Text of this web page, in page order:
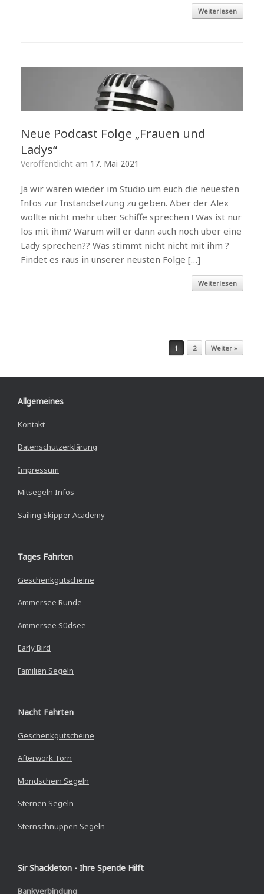
Weiterlesen
Neue Podcast Folge „Frauen und
Ladys“
Veröffentlicht am 17. Mai 2021
Ja wir waren wieder im Studio um euch die neuesten
Infos zur Instandsetzung zu geben. Aber der Alex
wollte nicht mehr über Schiffe sprechen ! Was ist nur
los mit ihm? Warum will er dann auch noch über eine
Lady sprechen?? Was stimmt nicht nicht mit ihm ?
Findet es raus in unserer neusten Folge […]
Weiterlesen
1 2 Weiter »
Allgemeines
Kontakt
Datenschutzerklärung
Impressum
Mitsegeln Infos
Sailing Skipper Academy
Tages Fahrten
Geschenkgutscheine
Ammersee Runde
Ammersee Südsee
Early Bird
Familien Segeln
Nacht Fahrten
Geschenkgutscheine
Afterwork Törn
Mondschein Segeln
Sternen Segeln
Sternschnuppen Segeln
Sir Shackleton - Ihre Spende Hilft
Bankverbindung